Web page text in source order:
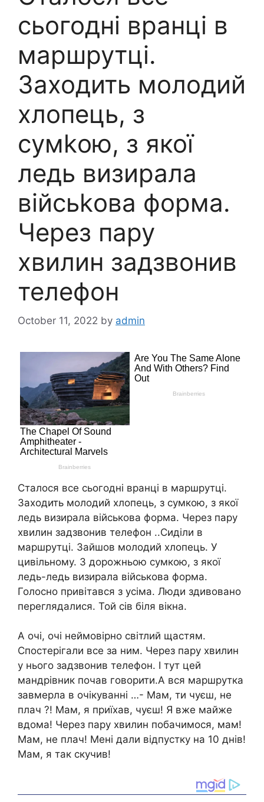
сьогодні вранці в
маршрутці.
Заходить молодий
хлопець, з
сумkою, з якої
ледь визирала
війсьkова форма.
Через пару
хвилин задзвонив
телефон
October 11, 2022 by admin
Сталося все сьогодні вранці в маршрутці.
Заходить молодий хлопець, з сумкою, з якої
ледь визирала військова форма. Через пару
хвилин задзвонив телефон ..Сиділи в
маршрутці. Зайшов молодий хлопець. У
цивільному. З дорожньою сумкою, з якої
ледь-ледь визирала військова форма.
Голосно привітався з усіма. Люди здивовано
переглядалися. Той сів біля вікна.
А очі, очі неймовірно світлий щастям.
Спостерігали все за ним. Через пару хвилин
у нього задзвонив телефон. І тут цей
мандрівник почав говорити.А вся маршрутка
завмерла в очікуванні …- Мам, ти чуєш, не
плач ?! Мам, я приїхав, чуєш! Я вже майже
вдома! Через пару хвилин побачимося, мам!
Мам, не плач! Мені дали відпустку на 10 днів!
Мам, я так скучив!